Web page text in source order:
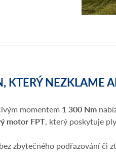
KTERÝ NEZKLAME
momentem 1 300 Nm
motor FPT, který poskytuje
zbytečného podřazování či